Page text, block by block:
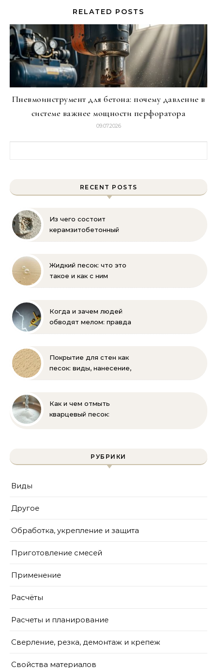
RELATED POSTS
Пневмоинструмент для бетона: почему давление в
системе важнее мощности перфоратора
09.07.2026
RECENT POSTS
Из чего состоит
керамзитобетонный
Жидкий песок: что это
такое и как с ним
Когда и зачем людей
обводят мелом: правда
Покрытие для стен как
песок: виды, нанесение,
Как и чем отмыть
кварцевый песок:
РУБРИКИ
Виды
Другое
Обработка, укрепление и защита
Приготовление смесей
Применение
Расчёты
Расчеты и планирование
Сверление, резка, демонтаж и крепеж
Свойства материалов